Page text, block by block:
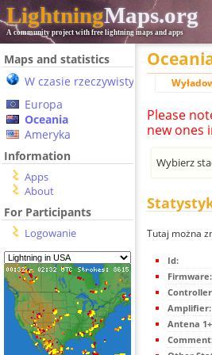
LightningMaps.org
A community project with free lightning maps and apps
Maps and statistics
W czasie rzeczywistym
Europa
Oceania
Ameryka
Information
Apps
About
For Participants
Logowanie
Please
new ones
Wybierz
Tutaj można
Id:
Firmware:
Amplifier:
Antena